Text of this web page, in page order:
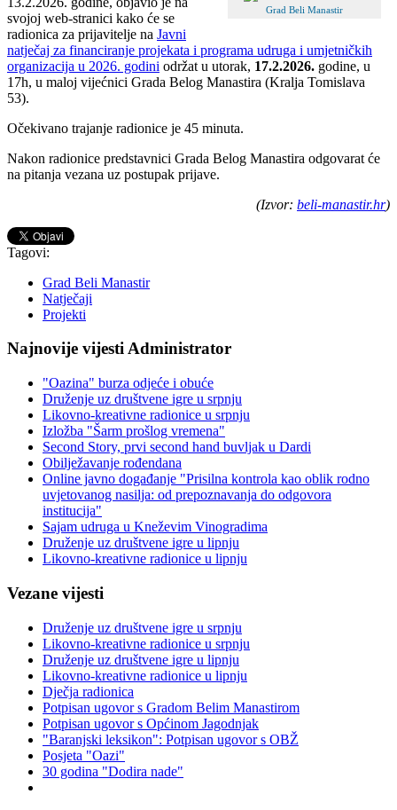
Grad Beli Manastir
svojoj web-stranici kako će se
radionica za prijavitelje na Javni
natječaj za financiranje projekata i programa udruga i umjetničkih
organizacija u 2026. godini održat u utorak, 17.2.2026. godine, u
17h, u maloj vijećnici Grada Belog Manastira (Kralja Tomislava
53).
Očekivano trajanje radionice je 45 minuta.
Nakon radionice predstavnici Grada Belog Manastira odgovarat će
na pitanja vezana uz postupak prijave.
(Izvor: beli-manastir.hr)
Tagovi:
Grad Beli Manastir
Natječaji
Projekti
Najnovije vijesti Administrator
"Oazina" burza odjeće i obuće
Druženje uz društvene igre u srpnju
Likovno-kreativne radionice u srpnju
Izložba "Šarm prošlog vremena"
Second Story, prvi second hand buvljak u Dardi
Obilježavanje rođendana
Online javno događanje "Prisilna kontrola kao oblik rodno
uvjetovanog nasilja: od prepoznavanja do odgovora
institucija"
Sajam udruga u Kneževim Vinogradima
Druženje uz društvene igre u lipnju
Likovno-kreativne radionice u lipnju
Vezane vijesti
Druženje uz društvene igre u srpnju
Likovno-kreativne radionice u srpnju
Druženje uz društvene igre u lipnju
Likovno-kreativne radionice u lipnju
Dječja radionica
Potpisan ugovor s Gradom Belim Manastirom
Potpisan ugovor s Općinom Jagodnjak
"Baranjski leksikon": Potpisan ugovor s OBŽ
Posjeta "Oazi"
30 godina "Dodira nade"